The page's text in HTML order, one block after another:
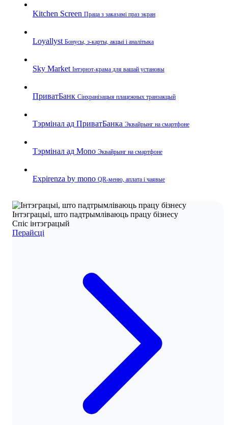
Kitchen Screen Праца з заказамі праз экран
Loyallyst Бонусы, э‑карты, акцыі і аналітыка
Sky Market Інтэрнэт‑крама для вашай установы
ПриватБанк Сінхранізацыя плацежных транзакцый
Тэрмінал ад ПриватБанка Эквайрынг на смартфоне
Тэрмінал ад Mono Эквайрынг на смартфоне
Expirenza by mono QR‑меню, аплата і чаявые
Інтэграцыі, што падтрымліваюць працу бізнесу
Спіс інтэграцый
Перайсці